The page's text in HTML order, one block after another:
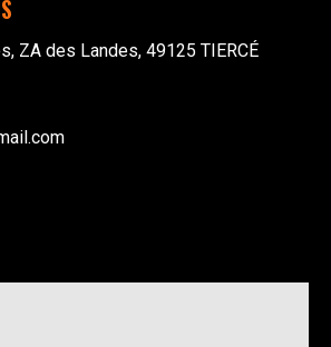
ZA des Landes, 49125 TIERCÉ